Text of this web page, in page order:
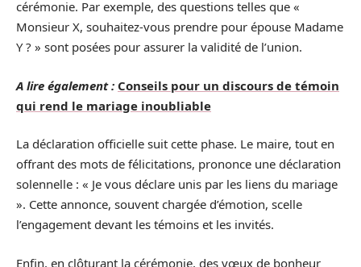
cérémonie. Par exemple, des questions telles que «
Monsieur X, souhaitez-vous prendre pour épouse Madame
Y ? » sont posées pour assurer la validité de l’union.
A lire également : Conseils pour un discours de témoin
qui rend le mariage inoubliable
La déclaration officielle suit cette phase. Le maire, tout en
offrant des mots de félicitations, prononce une déclaration
solennelle : « Je vous déclare unis par les liens du mariage
». Cette annonce, souvent chargée d’émotion, scelle
l’engagement devant les témoins et les invités.
Enfin, en clôturant la cérémonie, des vœux de bonheur